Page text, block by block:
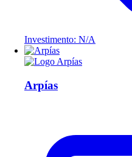
Investimento: N/A
Arpías